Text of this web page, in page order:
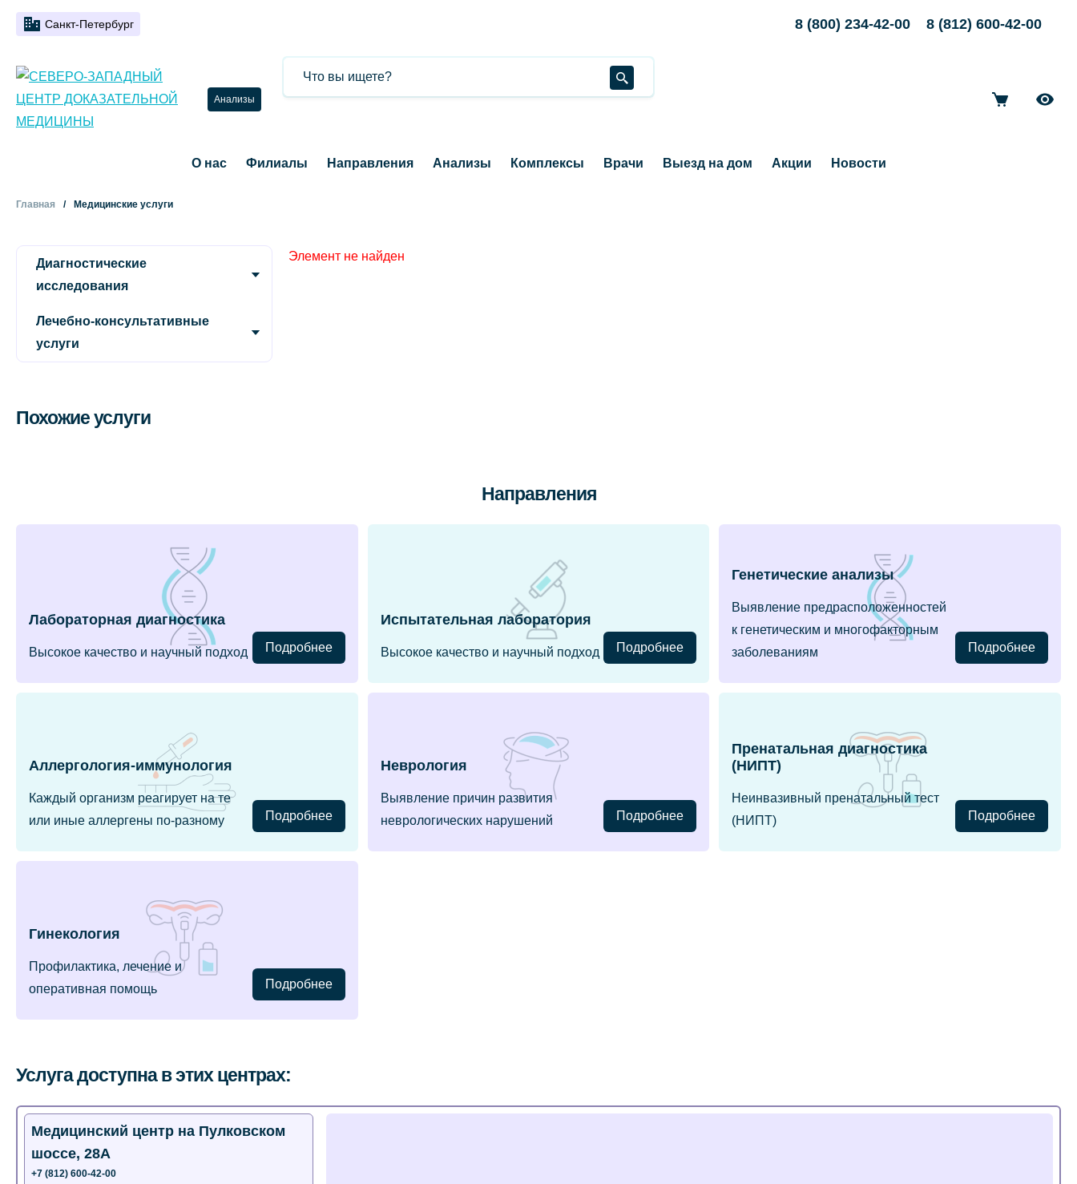
Санкт-Петербург 8 (800) 234-42-00 8 (812) 600-42-00
Анализы
О нас Филиалы Направления Анализы Комплексы Врачи Выезд на дом Акции Новости
Главная Медицинские услуги
Диагностические
исследования
Лечебно-консультативные
услуги
Элемент не найден
Похожие услуги
Направления
Лабораторная диагностика
Высокое качество и научный подход Подробнее
Испытательная лаборатория
Высокое качество и научный подход Подробнее
Генетические анализы
Выявление предрасположенностей
к генетическим и многофакторным
заболеваниям
Подробнее
Аллергология-иммунология
Каждый организм реагирует на те
или иные аллергены по-разному
Подробнее
Неврология
Выявление причин развития
неврологических нарушений
Подробнее
Пренатальная диагностика
(НИПТ)
Неинвазивный пренатальный тест
(НИПТ)
Подробнее
Гинекология
Профилактика, лечение и
оперативная помощь
Подробнее
Услуга доступна в этих центрах:
Медицинский центр на Пулковском
шоссе, 28А
+7 (812) 600-42-00